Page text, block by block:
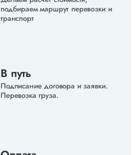
подбираем маршрут перевозки и
транспорт
В путь
Подписание договора и заявки.
Перевозка груза.